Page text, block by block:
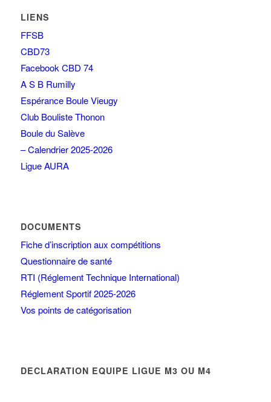
LIENS
FFSB
CBD73
Facebook CBD 74
A S B Rumilly
Espérance Boule Vieugy
Club Bouliste Thonon
Boule du Salève
– Calendrier 2025-2026
Ligue AURA
DOCUMENTS
Fiche d’inscription aux compétitions
Questionnaire de santé
RTI (Réglement Technique International)
Réglement Sportif 2025-2026
Vos points de catégorisation
DECLARATION EQUIPE LIGUE M3 OU M4